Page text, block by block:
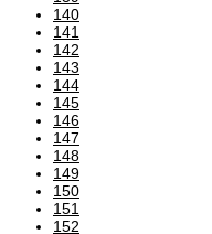
140
141
142
143
144
145
146
147
148
149
150
151
152